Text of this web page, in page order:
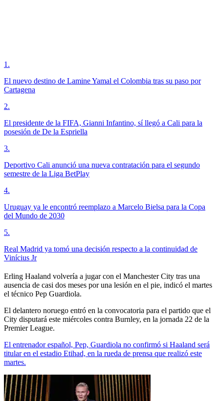
1 .
El nuevo destino de Lamine Yamal el Colombia tras su paso por
Cartagena
2.
El presidente de la FIFA, Gianni Infantino, sí llegó a Cali para la
posesión de De la Espriella
3.
Deportivo Cali anunció una nueva contratación para el segundo
semestre de la Liga BetPlay
4.
Uruguay ya le encontró reemplazo a Marcelo Bielsa para la Copa
del Mundo de 2030
5.
Real Madrid ya tomó una decisión respecto a la continuidad de
Vinícius Jr
Erling Haaland volvería a jugar con el Manchester City tras una
ausencia de casi dos meses por una lesión en el pie, indicó el martes
el técnico Pep Guardiola.
El delantero noruego entró en la convocatoria para el partido que el
City disputará este miércoles contra Burnley, en la jornada 22 de la
Premier League.
El entrenador español, Pep, Guardiola no confirmó si Haaland será
titular en el estadio Etihad, en la rueda de prensa que realizó este
martes.